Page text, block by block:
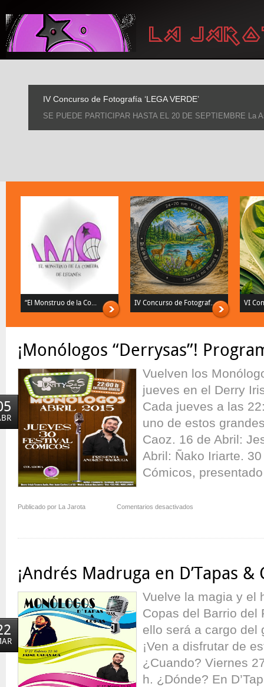
IV Concurso de Fotografía ‘LEGA VERDE’
SE PUEDE PARTICIPAR HASTA EL 20 DE SEPTIEMBRE La
“El Monstruo de la Co... IV Concurso de Fotograf... VI
¡Monólogos “Derrysas”!
Vuelven los
jueves en el Derry
Cada jueves a las
uno de estos
Caoz. 16 de Abril:
Abril: Ñako Iriarte.
Cómicos,
Publicado por La Jarota Comentarios desactivados
Programación
¡Andrés Madruga en D’Tapas &
Vuelve la magia y el
Copas del Barrio del
ello será a cargo del
¡Ven a disfrutar de
¿Cuando? Viernes
h. ¿Dónde? En